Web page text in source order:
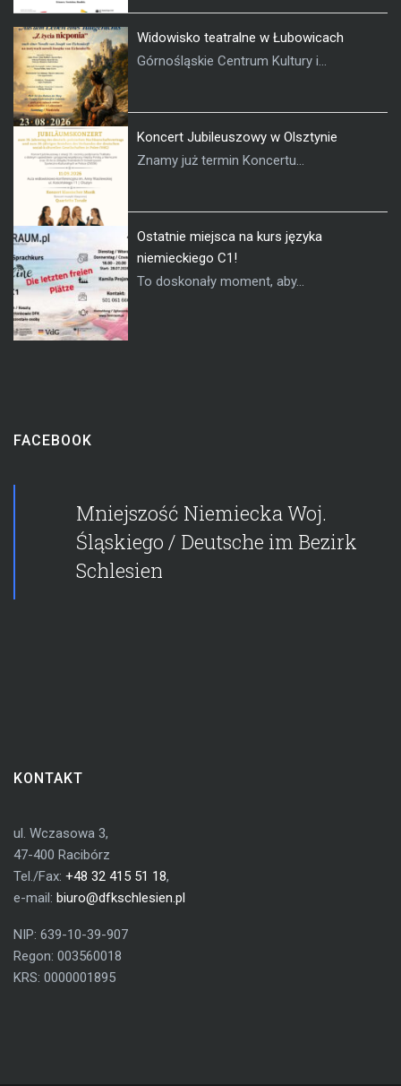
Widowisko teatralne w Łubowicach
Górnośląskie Centrum Kultury i...
Koncert Jubileuszowy w Olsztynie
Znamy już termin Koncertu...
Ostatnie miejsca na kurs języka
niemieckiego C1!
To doskonały moment, aby...
FACEBOOK
Mniejszość Niemiecka Woj.
Śląskiego / Deutsche im Bezirk
Schlesien
KONTAKT
ul. Wczasowa 3,
47-400 Racibórz
Tel./Fax: +48 32 415 51 18,
e-mail: biuro@dfkschlesien.pl
NIP: 639-10-39-907
Regon: 003560018
KRS: 0000001895